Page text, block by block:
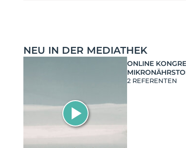
NEU IN DER MEDIATHEK
ONLINE
2 REFERENTEN